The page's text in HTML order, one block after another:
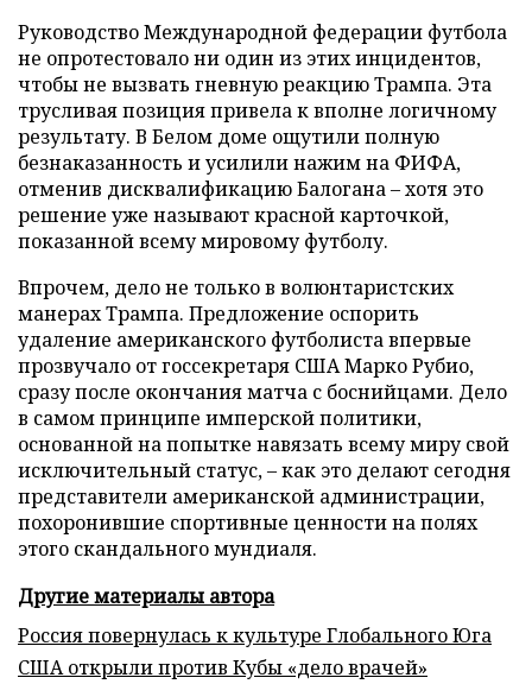
Руководство Международной федерации футбола
не опротестовало ни один из этих инцидентов,
чтобы не вызвать гневную реакцию Трампа. Эта
трусливая позиция привела к вполне логичному
результату. В Белом доме ощутили полную
безнаказанность и усилили нажим на ФИФА,
отменив дисквалификацию Балогана – хотя это
решение уже называют красной карточкой,
показанной всему мировому футболу.
Впрочем, дело не только в волюнтаристских
манерах Трампа. Предложение оспорить
удаление американского футболиста впервые
прозвучало от госсекретаря США Марко Рубио,
сразу после окончания матча с боснийцами. Дело
в самом принципе имперской политики,
основанной на попытке навязать всему миру свой
исключительный статус, – как это делают сегодня
представители американской администрации,
похоронившие спортивные ценности на полях
этого скандального мундиаля.
Другие материалы автора
Россия повернулась к культуре Глобального Юга
США открыли против Кубы «дело врачей»